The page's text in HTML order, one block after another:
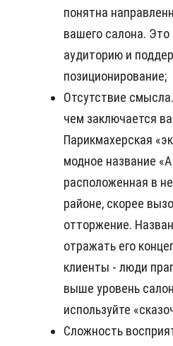
понятна
вашего салона.
аудиторию и
позиционирование;
Отсутствие
чем заключается
Парикмахерская
модное название
расположенная в
районе, скорее
отторжение.
отражать его
клиенты - люди
выше уровень
используйте
Сложность